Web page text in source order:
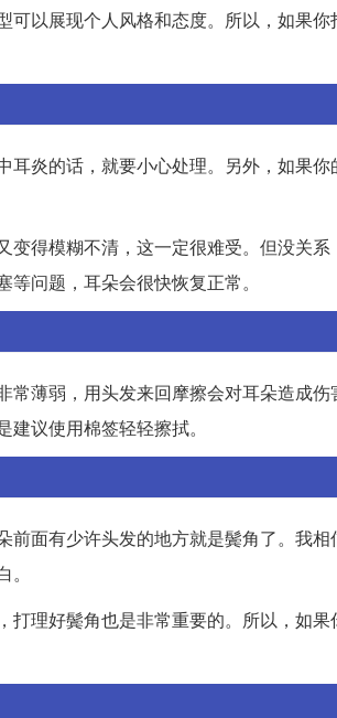
以展现个人风格和态度。所以，如果你
耳炎的话，就要小心处理。另外，如果你
变得模糊不清，这一定很难受。但没关系
问题，耳朵会很快恢复正常。
常薄弱，用头发来回摩擦会对耳朵造成伤
议使用棉签轻轻擦拭。
面有少许头发的地方就是鬓角了。我相
打理好鬓角也是非常重要的。所以，如果